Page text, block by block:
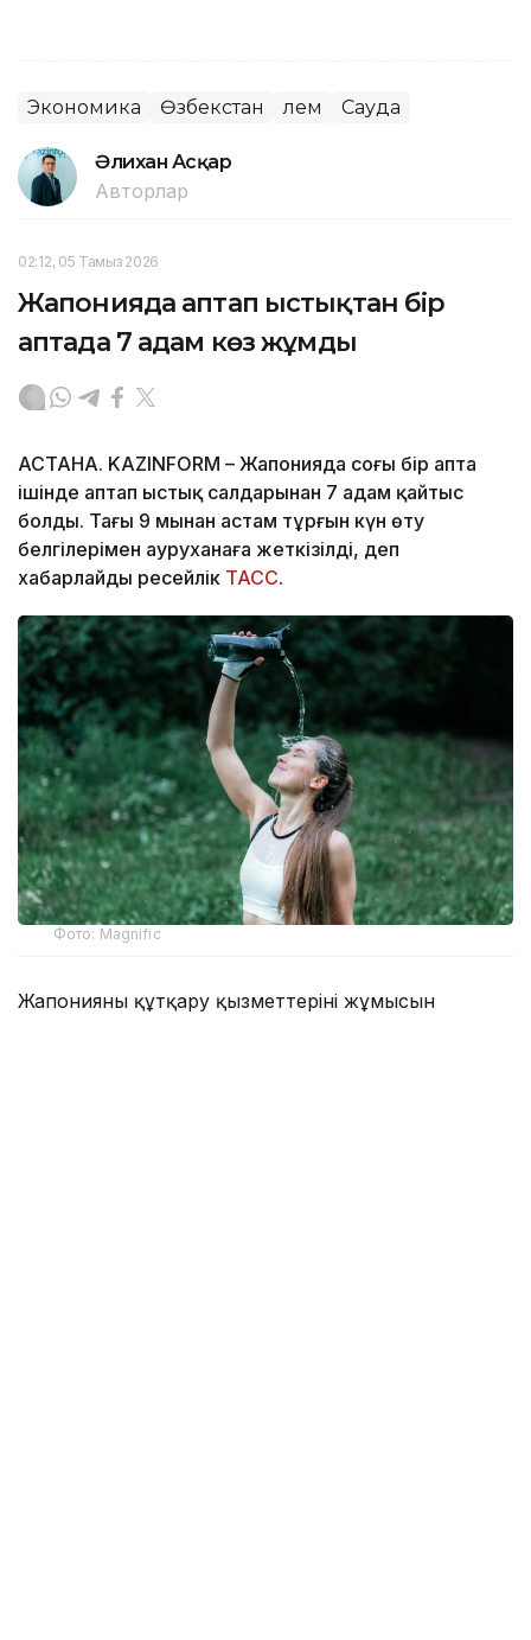
Экономика Өзбекстан Әлем Сауда
Әлихан Асқар
Авторлар
02:12, 05 Тамыз 2026
Жапонияда аптап ыстықтан бір
аптада 7 адам көз жұмды
АСТАНА. KAZINFORM – Жапонияда соңғы бір апта
ішінде аптап ыстық салдарынан 7 адам қайтыс
болды. Тағы 9 мыңнан астам тұрғын күн өту
белгілерімен ауруханаға жеткізілді, деп
хабарлайды ресейлік ТАСС.
Фото: Magnific
Жапонияның құтқару қызметтерінің жұмысын